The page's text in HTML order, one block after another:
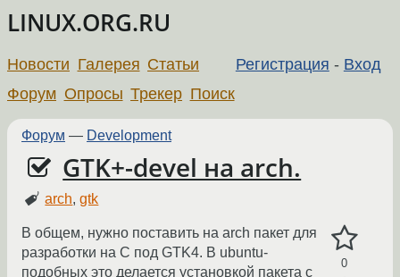
LINUX.ORG.RU
Регистрация - Вход
Новости Галерея Статьи
Форум Опросы Трекер Поиск
Форум — Development
GTK+-devel на arch.
arch,gtk
0
В общем, нужно поставить на arch пакет для
разработки на C под GTK4. В ubuntu-
подобных это делается установкой пакета с